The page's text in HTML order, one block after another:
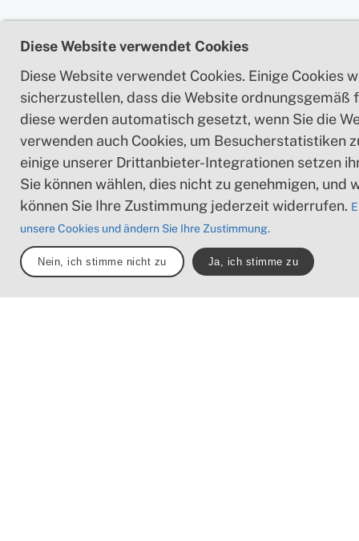
Diese Website verwendet Cookies
Diese Website verwendet Cookies. Einige Cookies
sicherzustellen, dass die Website ordnungsgemäß
diese werden automatisch gesetzt, wenn Sie die
verwenden auch Cookies, um Besucherstatistiken
einige unserer Drittanbieter-Integrationen setzen
Sie können wählen, dies nicht zu genehmigen, und
können Sie Ihre Zustimmung jederzeit widerrufen.
unsere Cookies und ändern Sie Ihre Zustimmung.
Nein, ich stimme nicht zu Ja, ich stimme zu